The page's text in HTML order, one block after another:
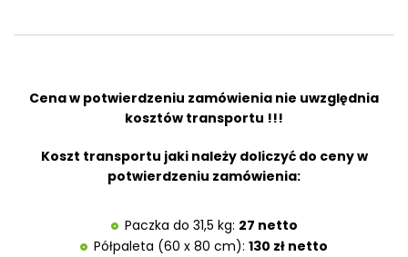
Cena w potwierdzeniu zamówienia nie uwzględnia
kosztów transportu !!!
Koszt transportu jaki należy doliczyć do ceny w
potwierdzeniu zamówienia:
Paczka do 31,5 kg: 27 netto
Półpaleta (60 x 80 cm): 130 zł netto